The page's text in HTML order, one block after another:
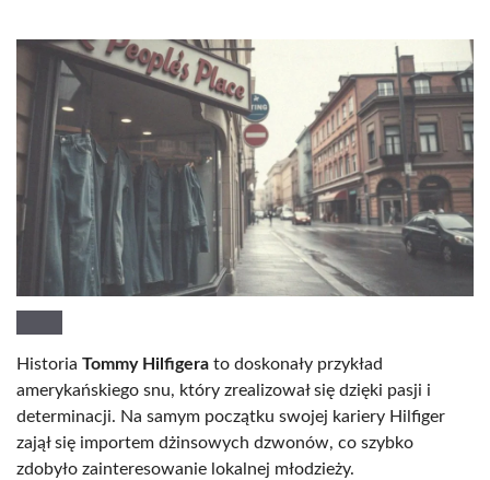
Historia Tommy Hilfigera to doskonały przykład
amerykańskiego snu, który zrealizował się dzięki pasji i
determinacji. Na samym początku swojej kariery Hilfiger
zajął się importem dżinsowych dzwonów, co szybko
zdobyło zainteresowanie lokalnej młodzieży.